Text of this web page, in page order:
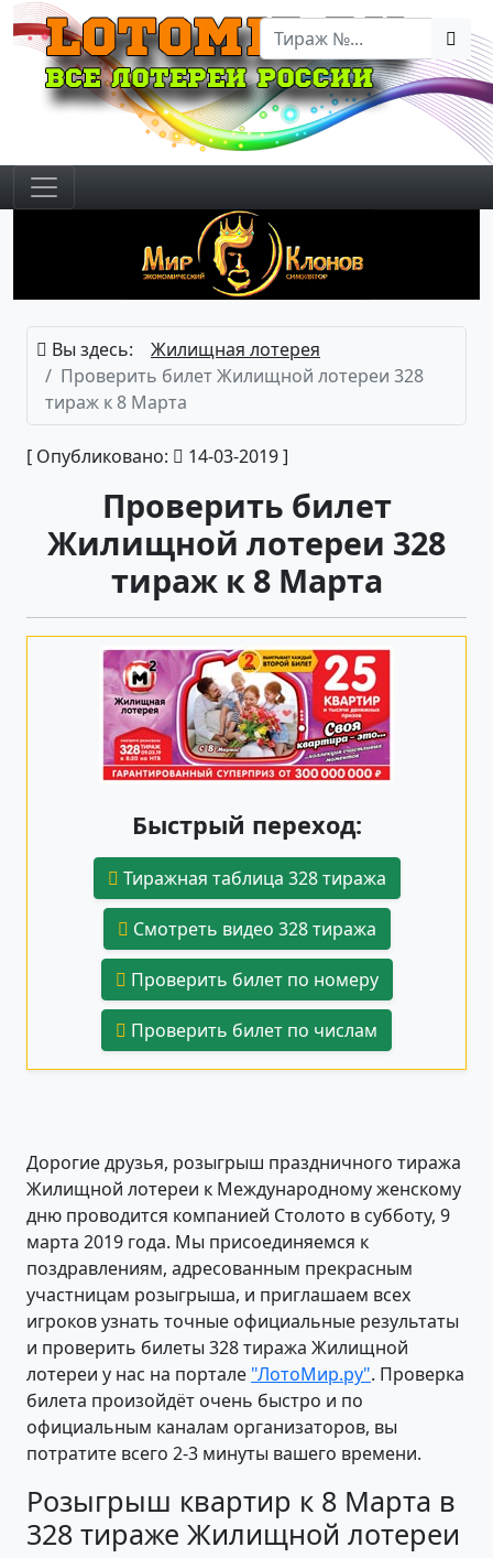
Вы здесь:
Жилищная лотерея
Проверить билет Жилищной лотереи 328
тираж к 8 Марта
[ Опубликовано: 14-03-2019 ]
Проверить билет
Жилищной лотереи 328
тираж к 8 Марта
Быстрый переход:
Тиражная таблица 328 тиража
Смотреть видео 328 тиража
Проверить билет по номеру
Проверить билет по числам
Дорогие друзья, розыгрыш праздничного тиража
Жилищной лотереи к Международному женскому
дню проводится компанией Столото в субботу, 9
марта 2019 года. Мы присоединяемся к
поздравлениям, адресованным прекрасным
участницам розыгрыша, и приглашаем всех
игроков узнать точные официальные результаты
и проверить билеты 328 тиража Жилищной
лотереи у нас на портале "ЛотоМир.ру". Проверка
билета произойдёт очень быстро и по
официальным каналам организаторов, вы
потратите всего 2-3 минуты вашего времени.
Розыгрыш квартир к 8 Марта в
328 тираже Жилищной лотереи